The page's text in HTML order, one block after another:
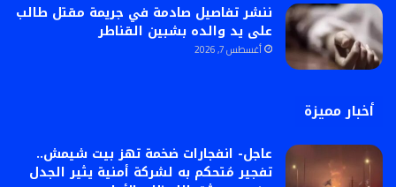
ننشر تفاصيل صادمة في جريمة مقتل طالب
على يد والده بشبين القناطر
أغسطس 7, 2026
أخبار مميزة
عاجل- انفجارات ضخمة تهز بيت شيمش..
تفجير مُتحكم به لشركة أمنية يثير الجدل